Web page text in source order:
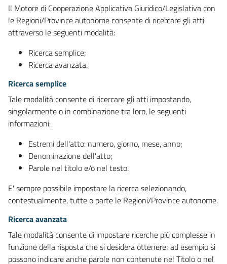
Il Motore di Cooperazione Applicativa Giuridico/Legislativa con
le Regioni/Province autonome consente di ricercare gli atti
attraverso le seguenti modalità:
Ricerca semplice;
Ricerca avanzata.
Ricerca semplice
Tale modalità consente di ricercare gli atti impostando,
singolarmente o in combinazione tra loro, le seguenti
informazioni:
Estremi dell'atto: numero, giorno, mese, anno;
Denominazione dell'atto;
Parole nel titolo e/o nel testo.
E' sempre possibile impostare la ricerca selezionando,
contestualmente, tutte o parte le Regioni/Province autonome.
Ricerca avanzata
Tale modalità consente di impostare ricerche più complesse in
funzione della risposta che si desidera ottenere; ad esempio si
possono indicare anche parole non contenute nel Titolo o nel